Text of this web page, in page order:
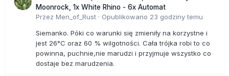
Moonrock, 1x White Rhino - 6x Automat
Przez Men_of_Rust · Opublikowano 23 godziny temu
Siemanko. Póki co warunki się zmieniły na korzystne i
jest 26°C oraz 60 % wilgotności. Cała trójka robi to co
powinna, puchnie,nie marudzi i przyjmuje wszystko co
dostaje bez marudzenia.